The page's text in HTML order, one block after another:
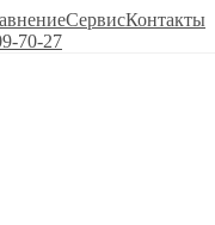
СервисКонтакты